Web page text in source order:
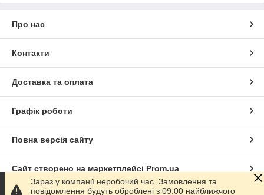
Про нас
Контакти
Доставка та оплата
Графік роботи
Повна версія сайту
Сайт створено на маркетплейсі Prom.ua
Зараз у компанії неробочий час. Замовлення та
повідомлення будуть оброблені з 09:00 найближчого